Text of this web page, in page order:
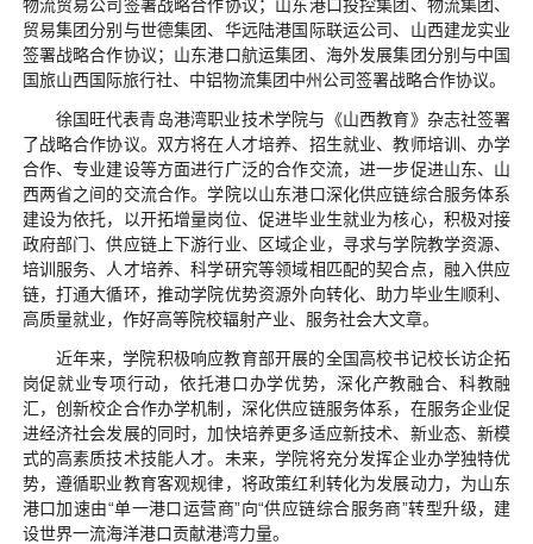
物流贸易公司签署战略合作协议；山东港口投控集团、物流集团、
贸易集团分别与世德集团、华远陆港国际联运公司、山西建龙实业
签署战略合作协议；山东港口航运集团、海外发展集团分别与中国
国旅山西国际旅行社、中铝物流集团中州公司签署战略合作协议。
徐国旺代表青岛港湾职业技术学院与《山西教育》杂志社签署
了战略合作协议。双方将在人才培养、招生就业、教师培训、办学
合作、专业建设等方面进行广泛的合作交流，进一步促进山东、山
西两省之间的交流合作。学院以山东港口深化供应链综合服务体系
建设为依托，以开拓增量岗位、促进毕业生就业为核心，积极对接
政府部门、供应链上下游行业、区域企业，寻求与学院教学资源、
培训服务、人才培养、科学研究等领域相匹配的契合点，融入供应
链，打通大循环，推动学院优势资源外向转化、助力毕业生顺利、
高质量就业，作好高等院校辐射产业、服务社会大文章。
近年来，学院积极响应教育部开展的全国高校书记校长访企拓
岗促就业专项行动，依托港口办学优势，深化产教融合、科教融
汇，创新校企合作办学机制，深化供应链服务体系，在服务企业促
进经济社会发展的同时，加快培养更多适应新技术、新业态、新模
式的高素质技术技能人才。未来，学院将充分发挥企业办学独特优
势，遵循职业教育客观规律，将政策红利转化为发展动力，为山东
港口加速由“单一港口运营商”向“供应链综合服务商”转型升级，建
设世界一流海洋港口贡献港湾力量。